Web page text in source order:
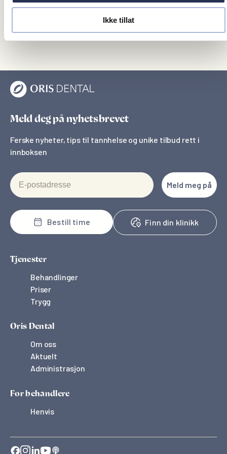
Ikke tillat
å overvinne tannlegeskrekk, gjenvinne selvtilliten og smile
stolt igjen.
Meld deg på nyhetsbrevet
Ferske nyheter, tips til tannhelse og unike tilbud rett i
innboksen
E-postadresse
Meld meg på
Bestill time Finn din klinikk
Tjenester
Behandlinger
Priser
Trygg
Oris Dental
Om oss
Aktuelt
Administrasjon
For behandlere
Henvis